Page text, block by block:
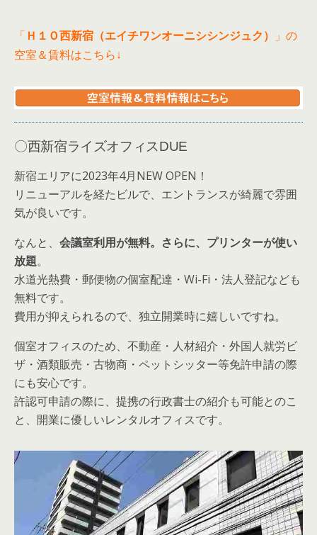
宿（エイチワンオーニシシンジュク） 」はＩoＴを
を備えたオフィス。さっそくご案内させ...
「 Ｈ１Ｏ西新宿（エイチワンオーニシシンジュク）
」の
空室＆賃料はこちら↓
〇西新宿ライズオフィスDUE
新宿エリアに2023年4月NEW OPEN！
リニューアルを経たビルで、エントランスが綺麗で雰囲
気が良いです。
なんと、 会議室利用が無料。さらに、プリンターが使い
放題。
水道光熱費・郵便物の個室配達・Wi-Fi・法人登記なども
無料です。
費用が抑えられるので、独立開業時に嬉しいですね。
個室オフィスのため、不動産・人材紹介・外国人就労ビ
ザ・酒類販売・古物商・ペットシッター等免許申請の際
にも安心です。
許認可申請の際に、提携の行政書士の紹介も可能とのこ
と、開業に優しいレンタルオフィスです。